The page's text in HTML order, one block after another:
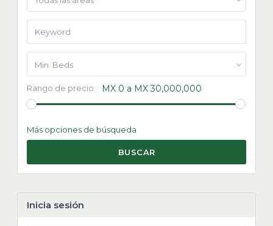
Min. Beds
Rango de precio: MX 0 a MX 30,000,000
Más opciones de búsqueda
BUSCAR
Inicia sesión